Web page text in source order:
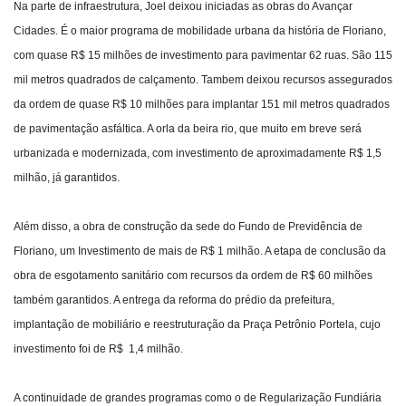
Na parte de infraestrutura, Joel deixou iniciadas as obras do Avançar
Cidades. É o maior programa de mobilidade urbana da história de Floriano,
com quase R$ 15 milhões de investimento para pavimentar 62 ruas. São 115
mil metros quadrados de calçamento. Tambem deixou recursos assegurados
da ordem de quase R$ 10 milhões para implantar 151 mil metros quadrados
de pavimentação asfáltica. A orla da beira rio, que muito em breve será
urbanizada e modernizada, com investimento de aproximadamente R$ 1,5
milhão, já garantidos.
Além disso, a obra de construção da sede do Fundo de Previdência de
Floriano, um Investimento de mais de R$ 1 milhão. A etapa de conclusão da
obra de esgotamento sanitário com recursos da ordem de R$ 60 milhões
também garantidos. A entrega da reforma do prédio da prefeitura,
implantação de mobiliário e reestruturação da Praça Petrônio Portela, cujo
investimento foi de R$ 1,4 milhão.
A continuidade de grandes programas como o de Regularização Fundiária